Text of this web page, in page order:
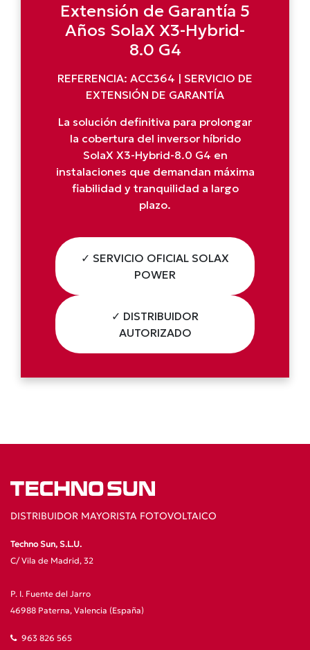
Extensión de Garantía 5
Años SolaX X3-Hybrid-
8.0 G4
REFERENCIA: ACC364 | SERVICIO DE
EXTENSIÓN DE GARANTÍA
La solución definitiva para prolongar
la cobertura del inversor híbrido
SolaX X3-Hybrid-8.0 G4 en
instalaciones que demandan máxima
fiabilidad y tranquilidad a largo
plazo.
✓ SERVICIO OFICIAL SOLAX
POWER
✓ DISTRIBUIDOR
AUTORIZADO
DISTRIBUIDOR MAYORISTA FOTOVOLTAICO
Techno Sun, S.L.U.
C/ Vila de Madrid, 32
P. I. Fuente del Jarro
46988 Paterna, Valencia (España)
963 826 565